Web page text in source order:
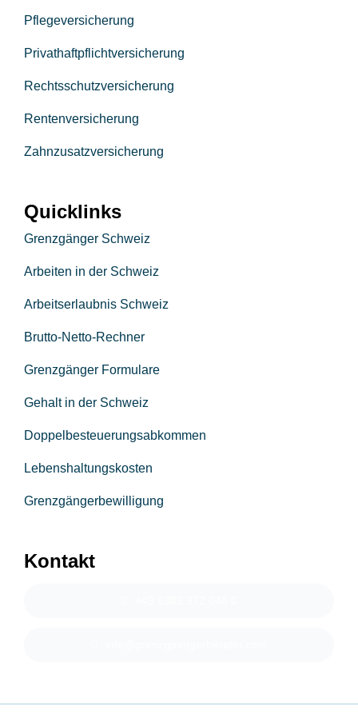
Pflegeversicherung
Privathaftpflichtversicherung
Rechtsschutzversicherung
Rentenversicherung
Zahnzusatzversicherung
Quicklinks
Grenzgänger Schweiz
Arbeiten in der Schweiz
Arbeitserlaubnis Schweiz
Brutto-Netto-Rechner
Grenzgänger Formulare
Gehalt in der Schweiz
Doppelbesteuerungsabkommen
Lebenshaltungskosten
Grenzgängerbewilligung
Kontakt